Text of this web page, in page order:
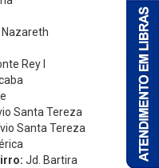
Rey I
Santa Tereza
Santa Tereza
Jd. Bartira